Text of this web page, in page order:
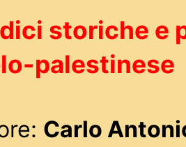
storiche e
palestinese
Carlo